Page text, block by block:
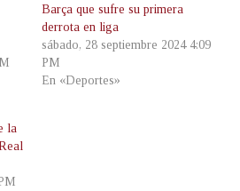
Barça que sufre su primera
derrota en liga
sábado, 28 septiembre 2024 4:09
PM
En «Deportes»
la